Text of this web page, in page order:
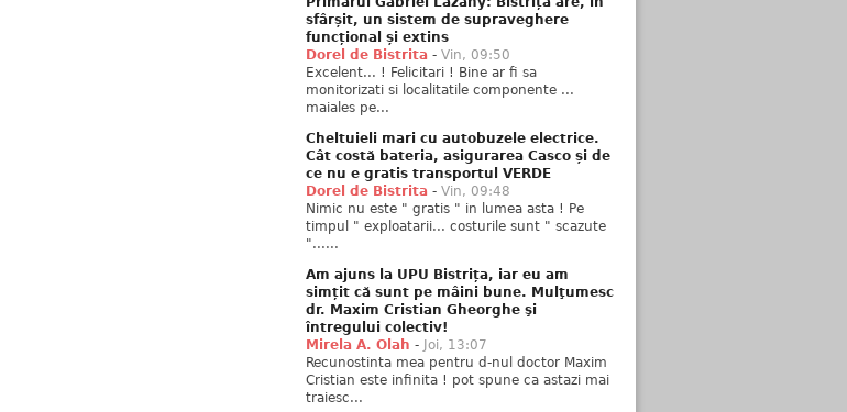
sfârșit, un sistem de supraveghere
funcțional și extins
Dorel de Bistrita - Vin, 09:50
Excelent... ! Felicitari ! Bine ar fi sa
monitorizati si localitatile componente ...
maiales pe...
Cheltuieli mari cu autobuzele electrice.
Cât costă bateria, asigurarea Casco și de
ce nu e gratis transportul VERDE
Dorel de Bistrita - Vin, 09:48
Nimic nu este " gratis " in lumea asta ! Pe
timpul " exploatarii... costurile sunt " scazute
"......
Am ajuns la UPU Bistrița, iar eu am
simțit că sunt pe mâini bune. Mulţumesc
dr. Maxim Cristian Gheorghe şi
întregului colectiv!
Mirela A. Olah - Joi, 13:07
Recunostinta mea pentru d-nul doctor Maxim
Cristian este infinita ! pot spune ca astazi mai
traiesc...